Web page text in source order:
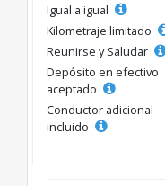
Igual a igual
Kilometraje limitado
Reunirse y Saludar
Depósito en efectivo
aceptado
Conductor adicional
incluido